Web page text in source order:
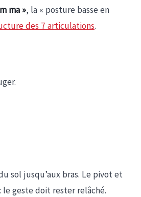
ma », la « posture basse en
des 7 articulations.
sol jusqu’aux bras. Le pivot et
le geste doit rester relâché.